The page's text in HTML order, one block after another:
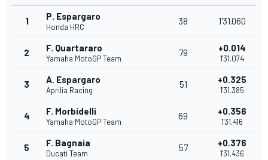
1 P. Espargaro
Honda HRC
38 1'31.060
2 F. Quartararo
Yamaha MotoGP Team
79 +0.014
1'31.074
3 A. Espargaro
Aprilia Racing
51 +0.325
1'31.385
4 F. Morbidelli
Yamaha MotoGP Team
69 +0.356
1'31.416
5 F. Bagnaia
Ducati Team
57 +0.376
1'31.436